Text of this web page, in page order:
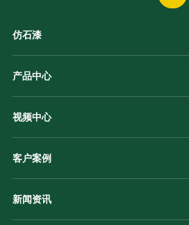
仿石漆
产品中心
视频中心
客户案例
新闻资讯